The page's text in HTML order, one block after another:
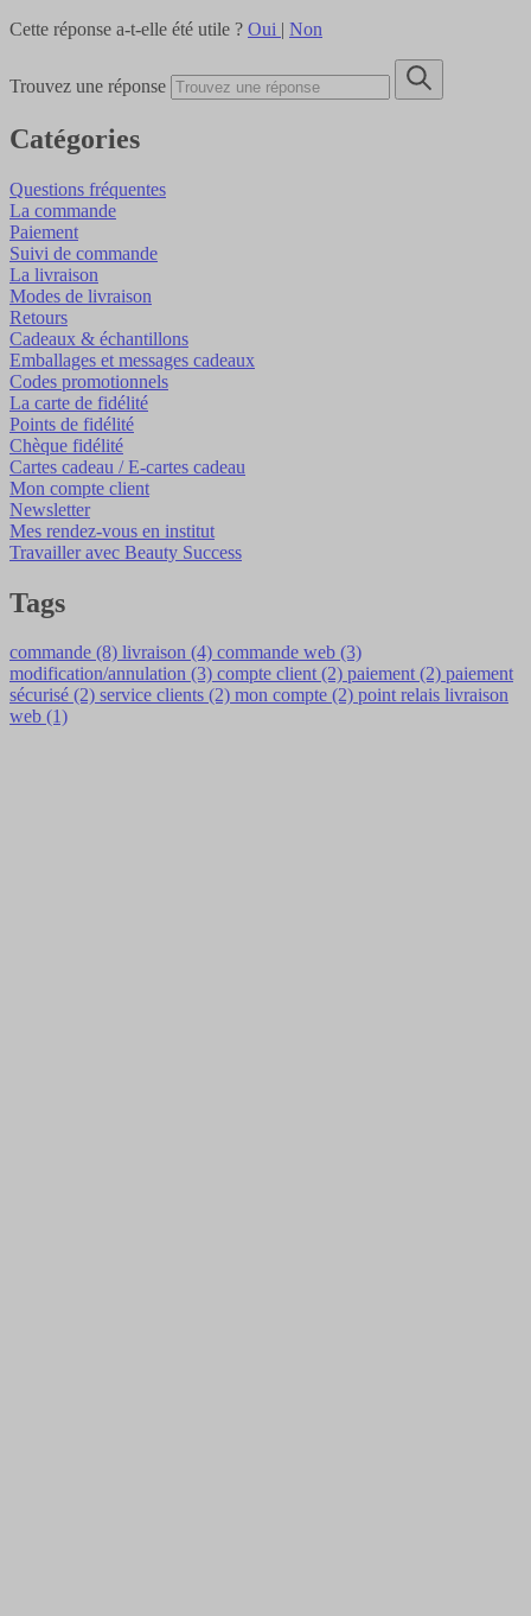
Cette réponse a-t-elle été utile ? Oui | Non
Trouvez une réponse
Catégories
Questions fréquentes
La commande
Paiement
Suivi de commande
La livraison
Modes de livraison
Retours
Cadeaux & échantillons
Emballages et messages cadeaux
Codes promotionnels
La carte de fidélité
Points de fidélité
Chèque fidélité
Cartes cadeau / E-cartes cadeau
Mon compte client
Newsletter
Mes rendez-vous en institut
Travailler avec Beauty Success
Tags
commande (8) livraison (4) commande web (3)
modification/annulation (3) compte client (2) paiement (2) paiement
sécurisé (2) service clients (2) mon compte (2) point relais livraison
web (1)